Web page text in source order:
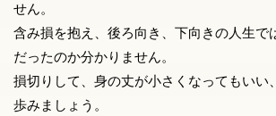
せん。
含み損を抱え、後ろ向き、下向きの人生で
だったのか分かりません。
損切りして、身の丈が小さくなってもいい
歩みましょう。